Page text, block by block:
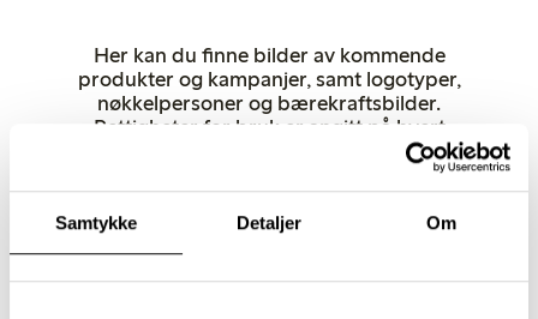
Samtykke Detaljer Om
Her kan du finne bilder av kommende
produkter og kampanjer, samt logotyper,
nøkkelpersoner og bærekraftsbilder.
Rettigheter for bruk er angitt på hvert
enkelt bilde. Av copyright grunner, bruk
Lindex som kilde når du publiserer. Andre
produktbilder kan lastes ned direkte fra
lindex.com. Hvis du har spørsmål, kan du
gjerne kontakte oss.